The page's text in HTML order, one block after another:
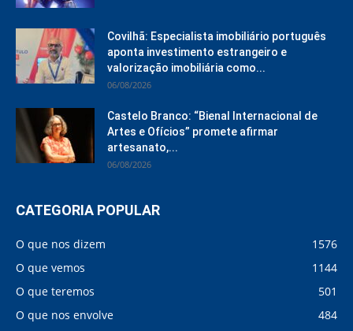
Covilhã: Especialista imobiliário português
aponta investimento estrangeiro e
valorização imobiliária como...
06/08/2026
Castelo Branco: “Bienal Internacional de
Artes e Ofícios” promete afirmar
artesanato,...
06/08/2026
CATEGORIA POPULAR
O que nos dizem
1576
O que vemos
1144
O que teremos
501
O que nos envolve
484